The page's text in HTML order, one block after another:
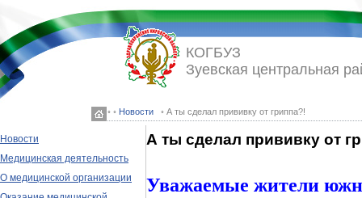
◦ ◦ Новости ◦ А ты сделал прививку от гриппа?!
КОГБУЗ
Зуевская центральная
Новости
Медицинская деятельность
О медицинской организации
А ты сделал прививку от
Уважаемые жители